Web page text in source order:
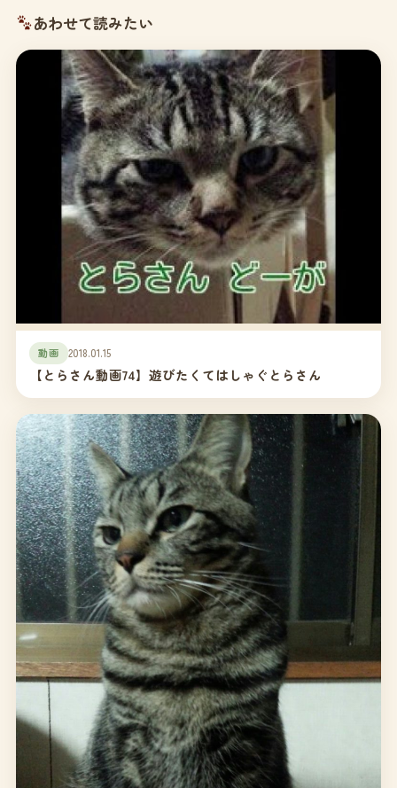
あわせて読みたい
動画 2018.01.15
【とらさん動画74】遊びたくてはしゃぐとらさん